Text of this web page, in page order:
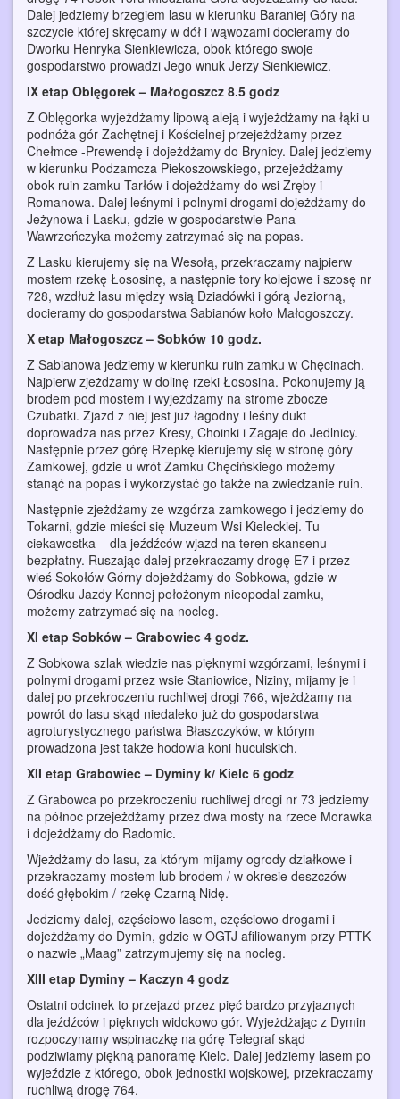
Dalej jedziemy brzegiem lasu w kierunku Baraniej Góry na
szczycie której skręcamy w dół i wąwozami docieramy do
Dworku Henryka Sienkiewicza, obok którego swoje
gospodarstwo prowadzi Jego wnuk Jerzy Sienkiewicz.
IX etap Oblęgorek – Małogoszcz 8.5 godz
Z Oblęgorka wyjeżdżamy lipową aleją i wyjeżdżamy na łąki u
podnóża gór Zachętnej i Kościelnej przejeżdżamy przez
Chełmce -Prewendę i dojeżdżamy do Brynicy. Dalej jedziemy
w kierunku Podzamcza Piekoszowskiego, przejeżdżamy
obok ruin zamku Tarłów i dojeżdżamy do wsi Zręby i
Romanowa. Dalej leśnymi i polnymi drogami dojeżdżamy do
Jeżynowa i Lasku, gdzie w gospodarstwie Pana
Wawrzeńczyka możemy zatrzymać się na popas.
Z Lasku kierujemy się na Wesołą, przekraczamy najpierw
mostem rzekę Łososinę, a następnie tory kolejowe i szosę nr
728, wzdłuż lasu między wsią Dziadówki i górą Jeziorną,
docieramy do gospodarstwa Sabianów koło Małogoszczy.
X etap Małogoszcz – Sobków 10 godz.
Z Sabianowa jedziemy w kierunku ruin zamku w Chęcinach.
Najpierw zjeżdżamy w dolinę rzeki Łososina. Pokonujemy ją
brodem pod mostem i wyjeżdżamy na strome zbocze
Czubatki. Zjazd z niej jest już łagodny i leśny dukt
doprowadza nas przez Kresy, Choinki i Zagaje do Jedlnicy.
Następnie przez górę Rzepkę kierujemy się w stronę góry
Zamkowej, gdzie u wrót Zamku Chęcińskiego możemy
stanąć na popas i wykorzystać go także na zwiedzanie ruin.
Następnie zjeżdżamy ze wzgórza zamkowego i jedziemy do
Tokarni, gdzie mieści się Muzeum Wsi Kieleckiej. Tu
ciekawostka – dla jeźdźców wjazd na teren skansenu
bezpłatny. Ruszając dalej przekraczamy drogę E7 i przez
wieś Sokołów Górny dojeżdżamy do Sobkowa, gdzie w
Ośrodku Jazdy Konnej położonym nieopodal zamku,
możemy zatrzymać się na nocleg.
XI etap Sobków – Grabowiec 4 godz.
Z Sobkowa szlak wiedzie nas pięknymi wzgórzami, leśnymi i
polnymi drogami przez wsie Staniowice, Niziny, mijamy je i
dalej po przekroczeniu ruchliwej drogi 766, wjeżdżamy na
powrót do lasu skąd niedaleko już do gospodarstwa
agroturystycznego państwa Błaszczyków, w którym
prowadzona jest także hodowla koni huculskich.
XII etap Grabowiec – Dyminy k/ Kielc 6 godz
Z Grabowca po przekroczeniu ruchliwej drogi nr 73 jedziemy
na północ przejeżdżamy przez dwa mosty na rzece Morawka
i dojeżdżamy do Radomic.
Wjeżdżamy do lasu, za którym mijamy ogrody działkowe i
przekraczamy mostem lub brodem / w okresie deszczów
dość głębokim / rzekę Czarną Nidę.
Jedziemy dalej, częściowo lasem, częściowo drogami i
dojeżdżamy do Dymin, gdzie w OGTJ afiliowanym przy PTTK
o nazwie „Maag” zatrzymujemy się na nocleg.
XIII etap Dyminy – Kaczyn 4 godz
Ostatni odcinek to przejazd przez pięć bardzo przyjaznych
dla jeźdźców i pięknych widokowo gór. Wyjeżdżając z Dymin
rozpoczynamy wspinaczkę na górę Telegraf skąd
podziwiamy piękną panoramę Kielc. Dalej jedziemy lasem po
wyjeździe z którego, obok jednostki wojskowej, przekraczamy
ruchliwą drogę 764.